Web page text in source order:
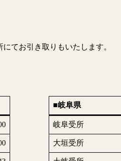
てお引き取りもいたします。
■岐阜県
岐阜受所
大垣受所